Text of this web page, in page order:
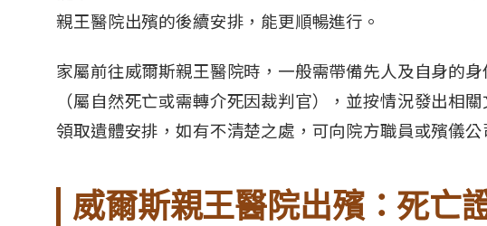
親王醫院出殯的後續安排，能更順暢進行。
家屬前往威爾斯親王醫院時，一般需帶備先人及自身的
（屬自然死亡或需轉介死因裁判官），並按情況發出相
領取遺體安排，如有不清楚之處，可向院方職員或殯儀公
威爾斯親王醫院出殯：死亡